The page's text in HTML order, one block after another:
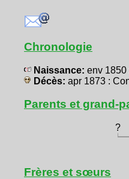
Chronologie
Naissance: env 1850
Décès: apr 1873 :
Parents et grand-
?
Frères et sœurs